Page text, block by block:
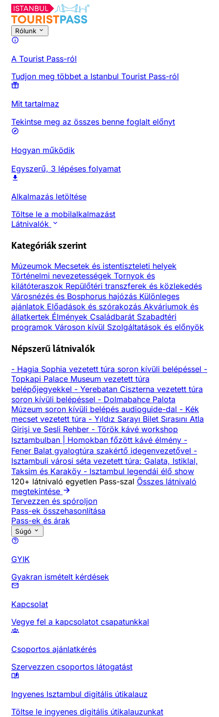
Rólunk
A Tourist Pass-ról
Tudjon meg többet a Istanbul Tourist Pass-ról
Mit tartalmaz
Tekintse meg az összes benne foglalt előnyt
Hogyan működik
Egyszerű, 3 lépéses folyamat
Alkalmazás letöltése
Töltse le a mobilalkalmazást
Látnivalók
Kategóriák szerint
Múzeumok Mecsetek és istentiszteleti helyek
Történelmi nevezetességek Tornyok és
kilátóteraszok Repülőtéri transzferek és közlekedés
Városnézés és Bosphorus hajózás Különleges
ajánlatok Előadások és szórakozás Akváriumok és
állatkertek Élmények Családbarát Szabadtéri
programok Városon kívül Szolgáltatások és előnyök
Népszerű látnivalók
- Hagia Sophia vezetett túra soron kívüli belépéssel -
Topkapi Palace Museum vezetett túra
belépőjegyekkel - Yerebatan Ciszterna vezetett túra
soron kívüli belépéssel - Dolmabahce Palota
Múzeum soron kívüli belépés audioguide-dal - Kék
mecset vezetett túra - Yıldız Sarayı Bilet Sırasını Atla
Girişi ve Sesli Rehber - Török kávé workshop
Isztambulban | Homokban főzött kávé élmény -
Fener Balat gyalogtúra szakértő idegenvezetővel -
Isztambuli városi séta vezetett túra: Galata, Istiklal,
Taksim és Karaköy - Isztambul legendái élő show
120+ látnivaló egyetlen Pass-szal Összes látnivaló
megtekintése
Tervezzen és spóroljon
Pass-ek összehasonlítása
Pass-ek és árak
Súgó
GYIK
Gyakran ismételt kérdések
Kapcsolat
Vegye fel a kapcsolatot csapatunkkal
Csoportos ajánlatkérés
Szervezzen csoportos látogatást
Ingyenes Isztambul digitális útikalauz
Töltse le ingyenes digitális útikalauzunkat